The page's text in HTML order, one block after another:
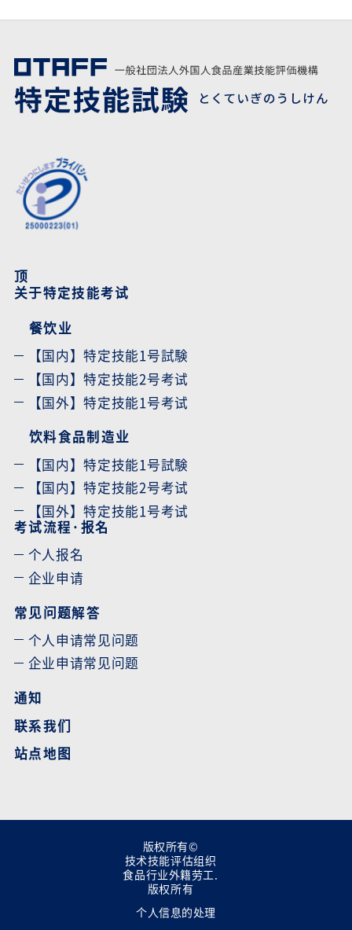
顶
关于特定技能考试
餐饮业
【国内】特定技能1号試験
【国内】特定技能2号考试
【国外】特定技能1号考试
饮料食品制造业
【国内】特定技能1号試験
【国内】特定技能2号考试
【国外】特定技能1号考试
考试流程·报名
个人报名
企业申请
常见问题解答
个人申请常见问题
企业申请常见问题
通知
联系我们
站点地图
版权所有©
技术技能评估组织
食品行业外籍劳工.
版权所有
个人信息的处理